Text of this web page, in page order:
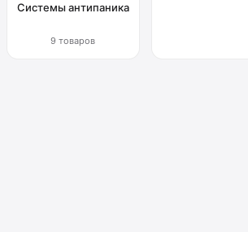
Системы антипаника
9 товаров